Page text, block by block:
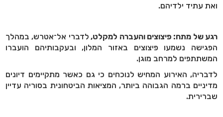
ואת עתיד ילדיהם.
רגע של מתח: פיצוצים והעברה למקלט,לדברי אל־אטרש, במהלך
הפגישה נשמעו פיצוצים באזור המלון, ובעקבותיהם הועברו
המשתתפים למרחב מוגן.
לדבריה, האירוע המחיש לנוכחים כי גם כאשר מתקיימים דיונים
מדיניים ברמה הגבוהה ביותר, המציאות הביטחונית בסוריה עדיין
שברירית.